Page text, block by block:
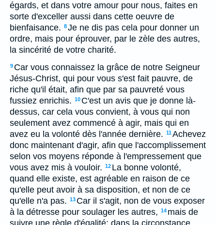
égards, et dans votre amour pour nous, faites en
sorte d'exceller aussi dans cette oeuvre de
bienfaisance. 8Je ne dis pas cela pour donner un
ordre, mais pour éprouver, par le zèle des autres,
la sincérité de votre charité.
9 Car vous connaissez la grâce de notre Seigneur
Jésus-Christ, qui pour vous s'est fait pauvre, de
riche qu'il était, afin que par sa pauvreté vous
fussiez enrichis. 10 C'est un avis que je donne là-
dessus, car cela vous convient, à vous qui non
seulement avez commencé à agir, mais qui en
avez eu la volonté dès l'année dernière. 11Achevez
donc maintenant d'agir, afin que l'accomplissement
selon vos moyens réponde à l'empressement que
vous avez mis à vouloir. 12 La bonne volonté,
quand elle existe, est agréable en raison de ce
qu'elle peut avoir à sa disposition, et non de ce
qu'elle n'a pas. 13 Car il s'agit, non de vous exposer
à la détresse pour soulager les autres, 14 mais de
suivre une règle d'égalité: dans la circonstance